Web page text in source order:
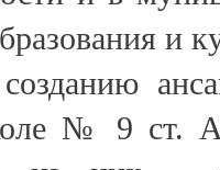
и
№ 9 ст.